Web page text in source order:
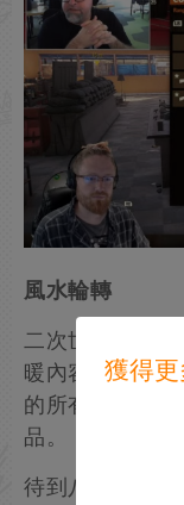
風水輪轉
二次世界大戰
暖內容包暫時
的所有物品，
品。
待到八月，則
獲得